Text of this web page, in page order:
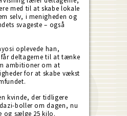
med til at skabe lokale
selv, i menigheden og
svageste – også
oplevede han,
deltagerne til at tænke
ambitioner om at
for at skabe vækst
kvinde, der tidligere
boller om dagen, nu
og sælge 25 kilo.